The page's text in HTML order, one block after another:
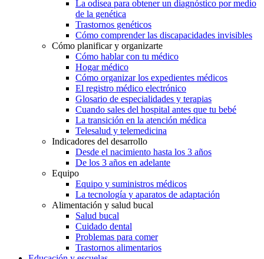
La odisea para obtener un diagnóstico por medio
de la genética
Trastornos genéticos
Cómo comprender las discapacidades invisibles
Cómo planificar y organizarte
Cómo hablar con tu médico
Hogar médico
Cómo organizar los expedientes médicos
El registro médico electrónico
Glosario de especialidades y terapias
Cuando sales del hospital antes que tu bebé
La transición en la atención médica
Telesalud y telemedicina
Indicadores del desarrollo
Desde el nacimiento hasta los 3 años
De los 3 años en adelante
Equipo
Equipo y suministros médicos
La tecnología y aparatos de adaptación
Alimentación y salud bucal
Salud bucal
Cuidado dental
Problemas para comer
Trastornos alimentarios